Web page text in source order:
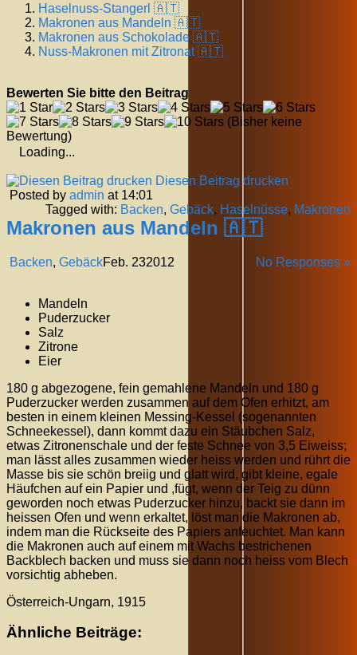
Haselnuss-Stangerl 🇦🇹
Makronen aus Mandeln 🇦🇹
Makronen aus Schokolade 🇦🇹
Nuss-Makronen mit Zitronat 🇦🇹
Bewerten Sie bitte den Beitrag
(Bisher keine
Bewertung)
Loading...
Diesen Beitrag drucken
Posted by admin at 14:01
Tagged with: Backen, Gebäck, Haselnüsse, Makronen
Makronen aus Mandeln 🇦🇹
Backen, Gebäck No Responses »
Feb. 232012
Mandeln
Puderzucker
Salz
Zitrone
Eier
180 g abgezogene, fein gemahlene Mandeln und 180 g
Puderzucker werden zusammen auf dem Ofen erhitzt, am
besten in einem kleinen Messing-Kessel (sogenannten
Schneekessel), dann kommt dazu ein Stäubchen Salz,
etwas Zitronenschale und der feste Schnee von 3,5 Eiweiss;
man lässt alles zusammen wieder heiss werden und rührt die
Masse bis sie schön breiig und glatt wird, gibt kleine, egale
Häufchen auf ein Papier und ,fügt, wenn der Teig zu dünn
geworden noch etwas Puderzucker hinzu, backt sie dann im
heissen Ofen und wenn erkaltet, löst man die Makronen ab,
indem man die Rückseite des Papiers anfeuchtet. Man kann
die Makronen auch auf einem mit Wachs bestrichenen
Backblech backen und muss sie dann noch heiss vom Blech
vorsichtig abheben.
Österreich-Ungarn, 1915
Ähnliche Beiträge: